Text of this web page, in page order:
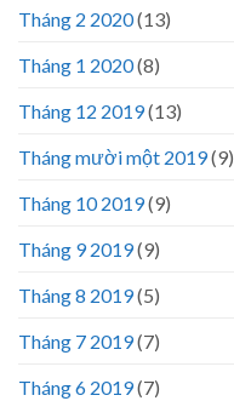
Tháng 2 2020(13)
Tháng 1 2020(8)
Tháng 12 2019(13)
Tháng mười một 2019(9)
Tháng 10 2019(9)
Tháng 9 2019(9)
Tháng 8 2019(5)
Tháng 7 2019(7)
Tháng 6 2019(7)